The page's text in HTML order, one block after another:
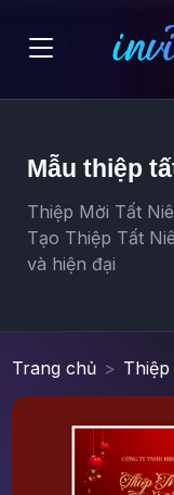
Mẫu thiệp
Thiệp Mời Tất
Tạo Thiệp Tất
và hiện đại
Trang chủ